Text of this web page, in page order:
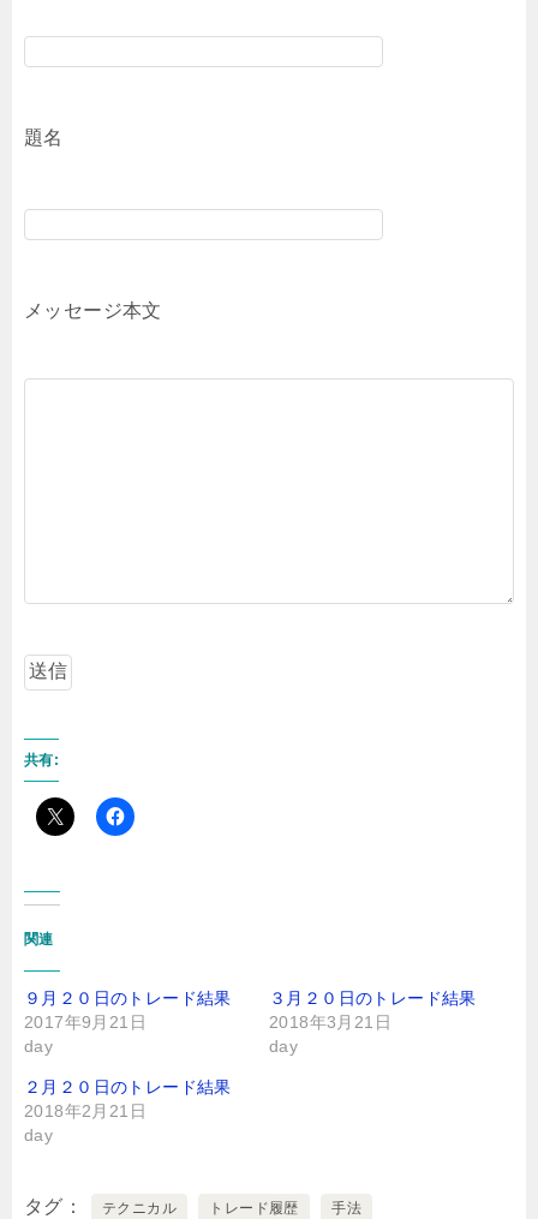
題名
メッセージ本文
共有:
関連
９月２０日のトレード結果
2017年9月21日
day
３月２０日のトレード結果
2018年3月21日
day
２月２０日のトレード結果
2018年2月21日
day
タグ テクニカル トレード履歴 手法